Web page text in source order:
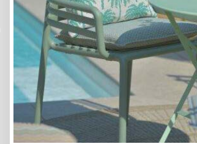
Top bewertet
Hhooboz Pillowbag L navy-navy
81,99 €*
Lieferzeit: ca. 2-4 Werktage